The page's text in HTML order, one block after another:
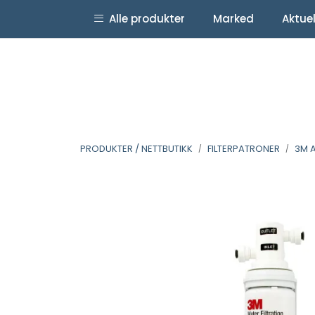
Facebook | LinkedIn | YouTube
Alle produkter Marked
PRODUKTER / NETTBUTIKK FILTERPATRONER 3M